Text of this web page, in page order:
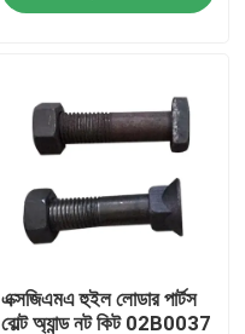
এক্সজিএমএ হুইল লোডার পার্টস
বোল্ট অ্যান্ড নট কিট 02B0037